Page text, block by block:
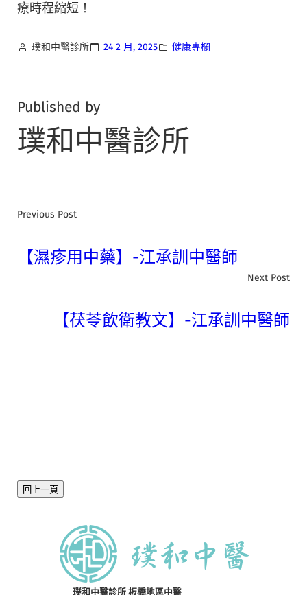
療時程縮短！
璞和中醫診所 24 2 月, 2025 健康專欄
Published by
璞和中醫診所
Previous Post
【濕疹用中藥】-江承訓中醫師
Next Post
【茯苓飲衛教文】-江承訓中醫師
回上一頁
璞和中醫診所 板橋地區中醫